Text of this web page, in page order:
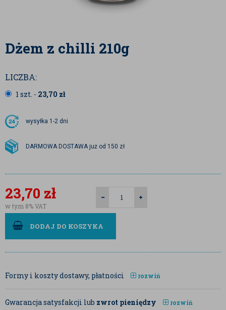
Dżem z chilli 210g
LICZBA:
1 szt. - 23,70 zł
wysyłka 1-2 dni
DARMOWA DOSTAWA już od 150 zł
23,70 zł
w tym 8% VAT
DODAJ DO KOSZYKA
Formy i koszty dostawy, płatności rozwiń
Gwarancja satysfakcji lub zwrot pieniędzy rozwiń